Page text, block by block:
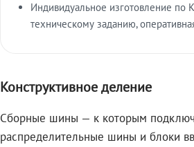
Индивидуальное изготовление по
техническому заданию,
Конструктивное деление
Сборные шины — к которым
распределительные шины и блоки